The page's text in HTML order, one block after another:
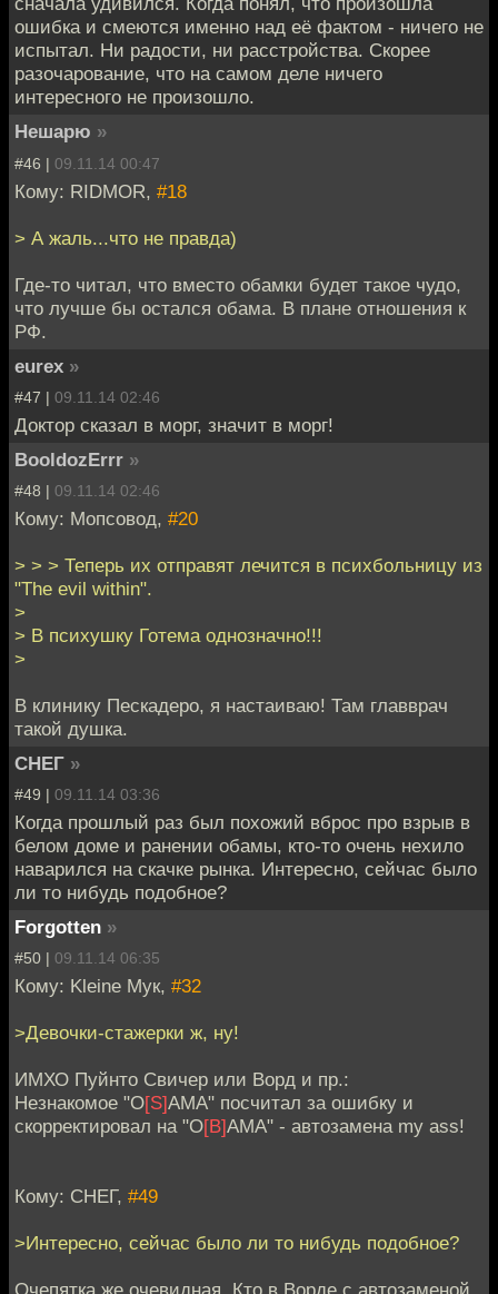
ошибка и смеются именно над её фактом - ничего не
испытал. Ни радости, ни расстройства. Скорее
разочарование, что на самом деле ничего
интересного не произошло.
Нешарю »
#46 | 09.11.14 00:47
Кому: RIDMOR, #18
> А жаль...что не правда)
Где-то читал, что вместо обамки будет такое чудо,
что лучше бы остался обама. В плане отношения к
РФ.
eurex »
#47 | 09.11.14 02:46
Доктор сказал в морг, значит в морг!
BooldozErrr »
#48 | 09.11.14 02:46
Кому: Мопсовод, #20
> > > Теперь их отправят лечится в психбольницу из
"The evil within".
>
> В психушку Готема однозначно!!!
>
В клинику Пескадеро, я настаиваю! Там главврач
такой душка.
СНЕГ »
#49 | 09.11.14 03:36
Когда прошлый раз был похожий вброс про взрыв в
белом доме и ранении обамы, кто-то очень нехило
наварился на скачке рынка. Интересно, сейчас было
ли то нибудь подобное?
Forgotten »
#50 | 09.11.14 06:35
Кому: Kleine Мук, #32
>Девочки-стажерки ж, ну!
ИМХО Пуйнто Свичер или Ворд и пр.:
Незнакомое "O[S]AMA" посчитал за ошибку и
скорректировал на "O[B]AMA" - автозамена my ass!
Кому: СНЕГ, #49
>Интересно, сейчас было ли то нибудь подобное?
Очепятка же очевидная. Кто в Ворде с автозаменой